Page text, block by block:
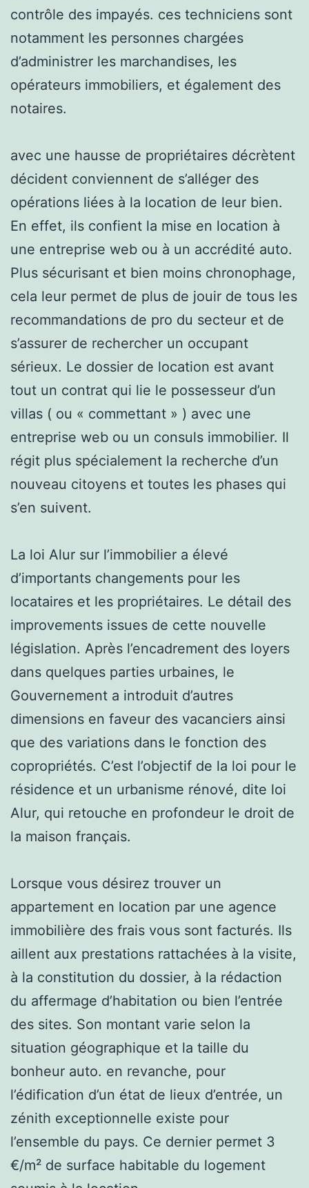
contrôle des impayés. ces techniciens sont
notamment les personnes chargées
d’administrer les marchandises, les
opérateurs immobiliers, et également des
notaires.
avec une hausse de propriétaires décrètent
décident conviennent de s’alléger des
opérations liées à la location de leur bien.
En effet, ils confient la mise en location à
une entreprise web ou à un accrédité auto.
Plus sécurisant et bien moins chronophage,
cela leur permet de plus de jouir de tous les
recommandations de pro du secteur et de
s’assurer de rechercher un occupant
sérieux. Le dossier de location est avant
tout un contrat qui lie le possesseur d’un
villas ( ou « commettant » ) avec une
entreprise web ou un consuls immobilier. Il
régit plus spécialement la recherche d’un
nouveau citoyens et toutes les phases qui
s’en suivent.
La loi Alur sur l’immobilier a élevé
d’importants changements pour les
locataires et les propriétaires. Le détail des
improvements issues de cette nouvelle
législation. Après l’encadrement des loyers
dans quelques parties urbaines, le
Gouvernement a introduit d’autres
dimensions en faveur des vacanciers ainsi
que des variations dans le fonction des
copropriétés. C’est l’objectif de la loi pour le
résidence et un urbanisme rénové, dite loi
Alur, qui retouche en profondeur le droit de
la maison français.
Lorsque vous désirez trouver un
appartement en location par une agence
immobilière des frais vous sont facturés. Ils
aillent aux prestations rattachées à la visite,
à la constitution du dossier, à la rédaction
du affermage d’habitation ou bien l’entrée
des sites. Son montant varie selon la
situation géographique et la taille du
bonheur auto. en revanche, pour
l’édification d’un état de lieux d’entrée, un
zénith exceptionnelle existe pour
l’ensemble du pays. Ce dernier permet 3
€/m² de surface habitable du logement